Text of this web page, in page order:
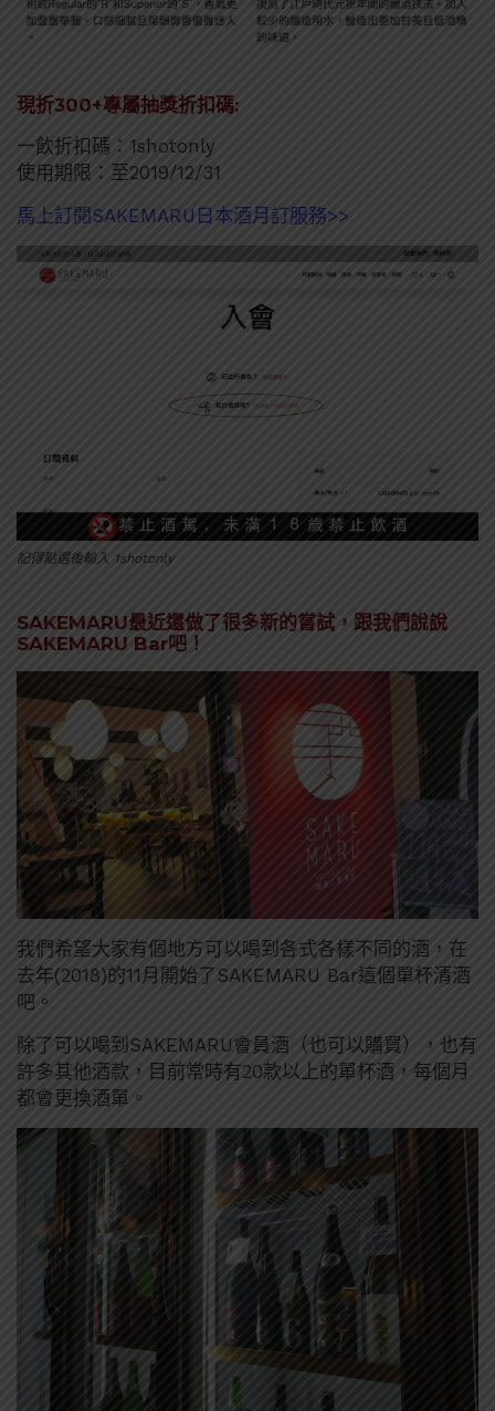
現折300+專屬抽獎折扣碼:
一飲折扣碼：1shotonly
使用期限：至2019/12/31
馬上訂閱SAKEMARU日本酒月訂服務>>
記得點選後輸入 1shotonly
SAKEMARU最近還做了很多新的嘗試，跟我們說說
SAKEMARU Bar吧！
我們希望大家有個地方可以喝到各式各樣不同的酒，在
去年(2018)的11月開始了SAKEMARU Bar這個單杯清酒
吧。
除了可以喝到SAKEMARU會員酒（也可以購買），也有
許多其他酒款，目前常時有20款以上的單杯酒，每個月
都會更換酒單。